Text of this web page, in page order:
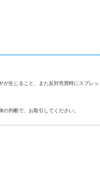
が生じること、また反対売買時にスプレ
の判断で、お取引してください。